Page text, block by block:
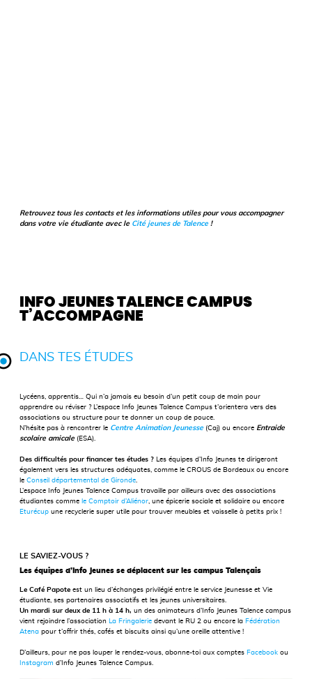
Retrouvez tous les contacts et les informations utiles pour vous accompagner
dans votre vie étudiante avec le Cité jeunes de Talence !
INFO JEUNES TALENCE CAMPUS
T’ACCOMPAGNE
DANS TES ÉTUDES
Lycéens, apprentis… Qui n’a jamais eu besoin d’un petit coup de main pour
apprendre ou réviser ? L’espace Info Jeunes Talence Campus t’orientera vers des
associations ou structure pour te donner un coup de pouce.
N’hésite pas à rencontrer le Centre Animation Jeunesse (Caj) ou encore Entraide
scolaire amicale (ESA).
Des difficultés pour financer tes études ?
Les équipes d’Info Jeunes te dirigeront
également vers les structures adéquates, comme le CROUS de Bordeaux ou encore
leConseil départemental de Gironde
L’espace Info Jeunes Talence Campus travaille par ailleurs avec des associations
étudiantes comme le Comptoir d’Aliénor , une épicerie sociale et solidaire ou encore
Eturécup une recyclerie super utile pour trouver meubles et vaisselle à petits prix !
LE SAVIEZ-VOUS ?
Les équipes d’Info Jeunes se déplacent sur les campus Talençais
Le Café Papote est un lieu d’échanges privilégié entre le service Jeunesse et Vie
étudiante, ses partenaires associatifs et les jeunes universitaires.
Un mardi sur deux de 11 h à 14 h, un des animateurs d’Info Jeunes Talence campus
vient rejoindre l’association
La Fringalerie devant le RU 2 ou encore la Fédération
Atena pour t’offrir thés, cafés et biscuits ainsi qu’une oreille attentive !
D’ailleurs, pour ne pas louper le rendez-vous, abonne-toi aux comptes Facebook ou
Instagram d’Info Jeunes Talence Campus.